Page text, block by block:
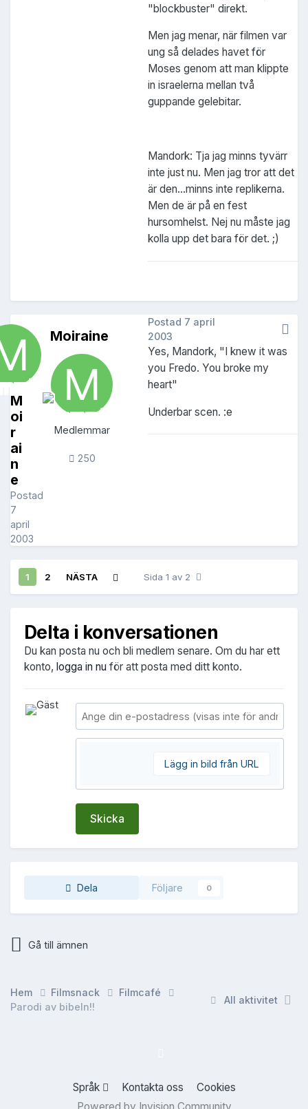
"blockbuster" direkt.
Men jag menar, när filmen var
ung så delades havet för
Moses genom att man klippte
in israelerna mellan två
guppande gelebitar.
Mandork: Tja jag minns tyvärr
inte just nu. Men jag tror att det
är den...minns inte replikerna.
Men de är på en fest
hursomhelst. Nej nu måste jag
kolla upp det bara för det. ;)
M
oi
r
ai
n
e
Postad
7
april
2003
Moiraine
Medlemmar
250
Postad 7 april
2003
Yes, Mandork, "I knew it was
you Fredo. You broke my
heart"
Underbar scen. :e
1 2 NÄSTA Sida 1 av 2
Delta i konversationen
Du kan posta nu och bli medlem senare. Om du har ett
konto, logga in nu för att posta med ditt konto.
Lägg in bild från URL
Skicka
Dela Följare 0
Gå till ämnen
All aktivitet
Hem Filmsnack
Filmcafé
Parodi av bibeln!!
Språk Kontakta oss
Cookies